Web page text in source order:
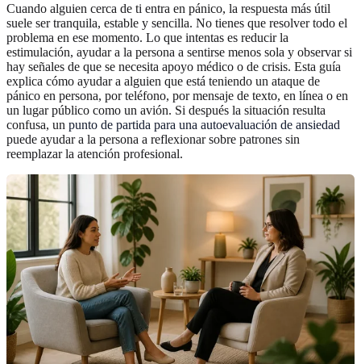
Cuando alguien cerca de ti entra en pánico, la respuesta más útil
suele ser tranquila, estable y sencilla. No tienes que resolver todo el
problema en ese momento. Lo que intentas es reducir la
estimulación, ayudar a la persona a sentirse menos sola y observar si
hay señales de que se necesita apoyo médico o de crisis. Esta guía
explica cómo ayudar a alguien que está teniendo un ataque de
pánico en persona, por teléfono, por mensaje de texto, en línea o en
un lugar público como un avión. Si después la situación resulta
confusa, un punto de partida para una autoevaluación de ansiedad
puede ayudar a la persona a reflexionar sobre patrones sin
reemplazar la atención profesional.